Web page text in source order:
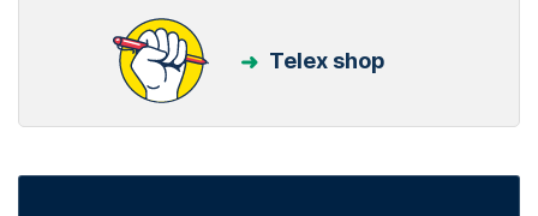
Telex shop